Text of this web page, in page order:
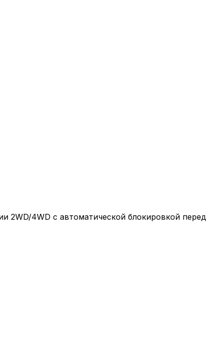
4WD с автоматической блокировкой